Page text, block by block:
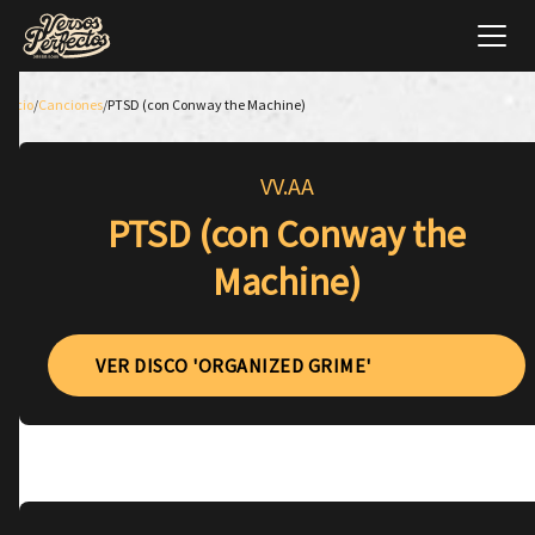
Inicio/Canciones/PTSD (con Conway the Machine)
VV.AA
PTSD (con Conway the
Machine)
VER DISCO 'ORGANIZED GRIME'